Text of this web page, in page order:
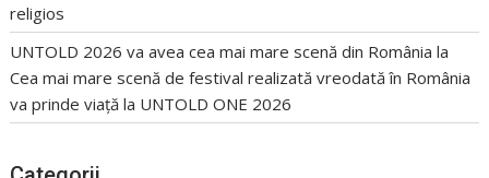
religios
UNTOLD 2026 va avea cea mai mare scenă din România la
Cea mai mare scenă de festival realizată vreodată în România
va prinde viață la UNTOLD ONE 2026